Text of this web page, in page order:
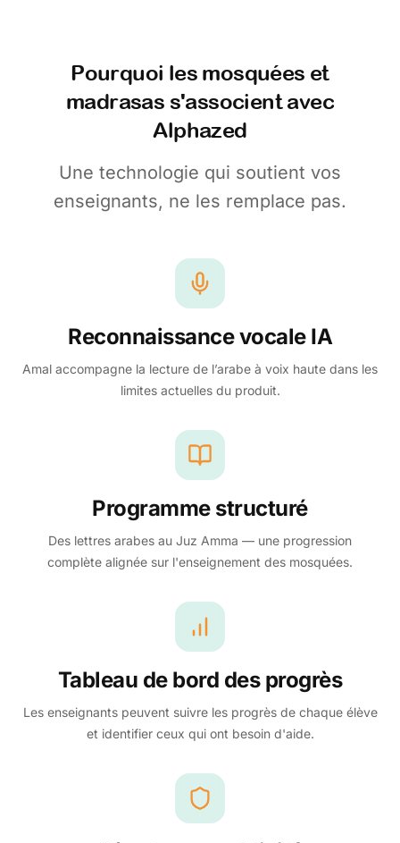
Pourquoi les mosquées et
madrasas s'associent avec
Alphazed
Une technologie qui soutient vos
enseignants, ne les remplace pas.
Reconnaissance vocale IA
Amal accompagne la lecture de l’arabe à voix haute dans les
limites actuelles du produit.
Programme structuré
Des lettres arabes au Juz Amma — une progression
complète alignée sur l'enseignement des mosquées.
Tableau de bord des progrès
Les enseignants peuvent suivre les progrès de chaque élève
et identifier ceux qui ont besoin d'aide.